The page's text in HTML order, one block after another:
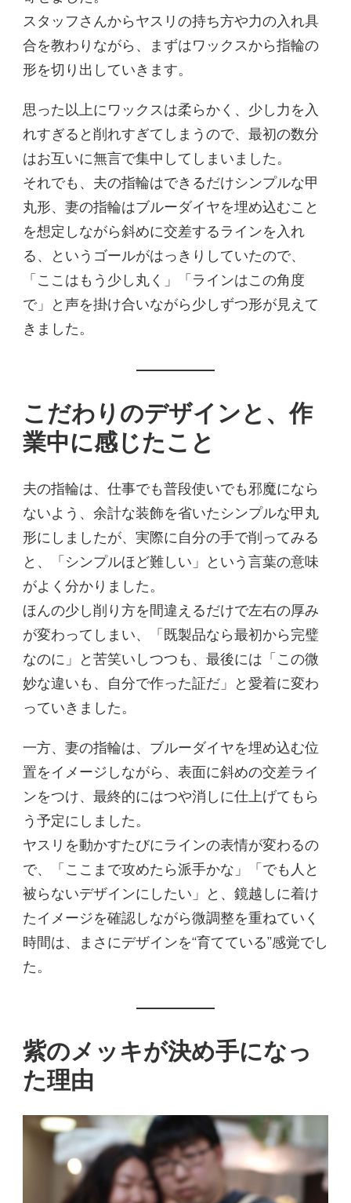
スタッフさんからヤスリの持ち方や力の入れ具
合を教わりながら、まずはワックスから指輪の
形を切り出していきます。
思った以上にワックスは柔らかく、少し力を入
れすぎると削れすぎてしまうので、最初の数分
はお互いに無言で集中してしまいました。
それでも、夫の指輪はできるだけシンプルな甲
丸形、妻の指輪はブルーダイヤを埋め込むこと
を想定しながら斜めに交差するラインを入れ
る、というゴールがはっきりしていたので、
「ここはもう少し丸く」「ラインはこの角度
で」と声を掛け合いながら少しずつ形が見えて
きました。
こだわりのデザインと、作
業中に感じたこと
夫の指輪は、仕事でも普段使いでも邪魔になら
ないよう、余計な装飾を省いたシンプルな甲丸
形にしましたが、実際に自分の手で削ってみる
と、「シンプルほど難しい」という言葉の意味
がよく分かりました。
ほんの少し削り方を間違えるだけで左右の厚み
が変わってしまい、「既製品なら最初から完璧
なのに」と苦笑いしつつも、最後には「この微
妙な違いも、自分で作った証だ」と愛着に変わ
っていきました。
一方、妻の指輪は、ブルーダイヤを埋め込む位
置をイメージしながら、表面に斜めの交差ライ
ンをつけ、最終的にはつや消しに仕上げてもら
う予定にしました。
ヤスリを動かすたびにラインの表情が変わるの
で、「ここまで攻めたら派手かな」「でも人と
被らないデザインにしたい」と、鏡越しに着け
たイメージを確認しながら微調整を重ねていく
時間は、まさにデザインを“育てている”感覚でし
た。
紫のメッキが決め手になっ
た理由